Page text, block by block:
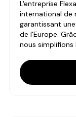
L'entreprise
international de
garantissant
de l'Europe.
nous simplifions